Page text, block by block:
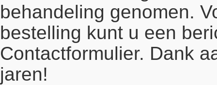
behandeling genomen.
bestelling kunt u een
Contactformulier. Dank
jaren!